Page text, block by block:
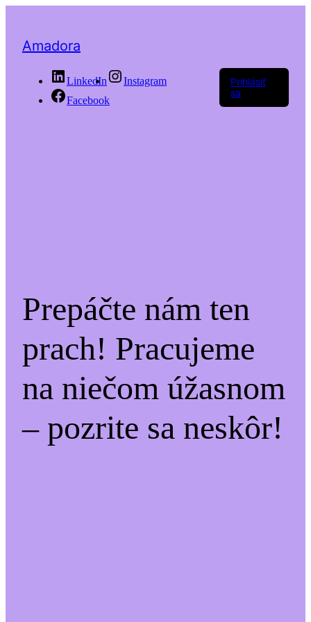
Amadora
LinkedIn
Instagram
Facebook
Prihlásiť
sa
Prepáčte nám ten
prach! Pracujeme
na niečom úžasnom
– pozrite sa neskôr!